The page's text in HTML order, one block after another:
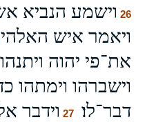
26 וישמע הנביא
ויאמר איש
את־פי יהוה
וישברהו וימתהו
דבר־לו׃
27 וידבר